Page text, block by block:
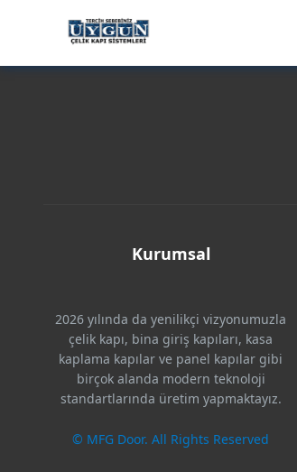
Kurumsal
2026 yılında da yenilikçi vizyonumuzla
çelik kapı, bina giriş kapıları, kasa
kaplama kapılar ve panel kapılar gibi
birçok alanda modern teknoloji
standartlarında üretim yapmaktayız.
© MFG Door. All Rights Reserved